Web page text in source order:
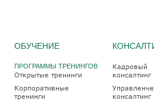
ОБУЧЕНИЕ
ПРОГРАММЫ ТРЕНИНГОВ
Открытые тренинги
Корпоративные
тренинги
Кадровый
консалтинг
консалтинг